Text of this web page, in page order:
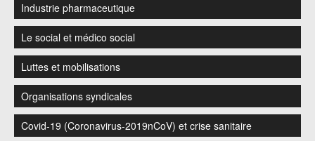
Industrie pharmaceutique
Le social et médico social
Luttes et mobilisations
Organisations syndicales
Covid-19 (Coronavirus-2019nCoV) et crise sanitaire